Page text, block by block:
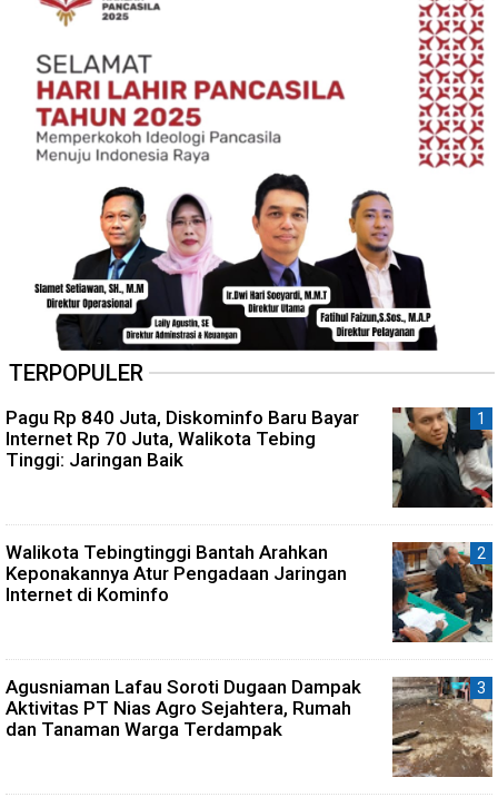
TERPOPULER
Pagu Rp 840 Juta, Diskominfo Baru Bayar
Internet Rp 70 Juta, Walikota Tebing
Tinggi: Jaringan Baik
Walikota Tebingtinggi Bantah Arahkan
Keponakannya Atur Pengadaan Jaringan
Internet di Kominfo
Agusniaman Lafau Soroti Dugaan Dampak
Aktivitas PT Nias Agro Sejahtera, Rumah
dan Tanaman Warga Terdampak